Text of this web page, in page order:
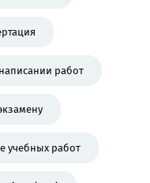
работ
учебных работ